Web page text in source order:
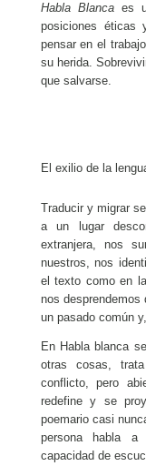
Habla Blanca es
posiciones éticas
pensar en el
su herida.
que salvarse.
El exilio de la
Traducir y migrar
a un lugar
extranjera, nos
nuestros, nos
el texto como en
nos
un pasado común
En Habla blanca
otras cosas,
conflicto, pero
redefine y se
poemario casi
persona habla
capacidad de